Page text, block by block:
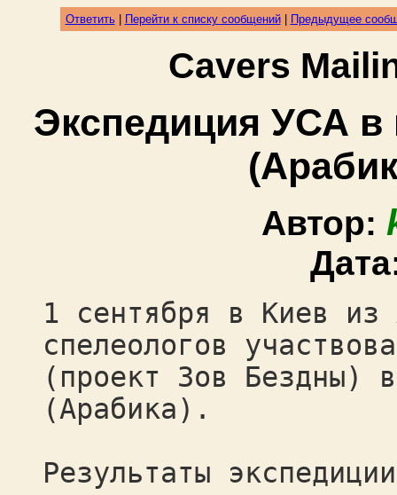
Ответить| Перейти к списку сообщений| Предыдущее
Cavers
Экспедиция УСА
Автор:
1 сентября в Киев из
спелеологов
(проект Зов Бездны)
(Арабика).
Результаты